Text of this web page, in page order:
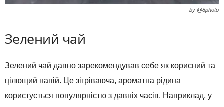
by @8photo
Зелений чай
Зелений чай давно зарекомендував себе як корисний та
цілющий напій. Це зігріваюча, ароматна рідина
користується популярністю з давніх часів. Наприклад, у